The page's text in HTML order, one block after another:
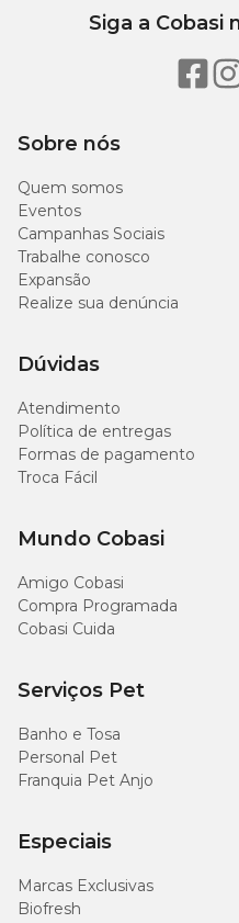
Proteína Bruta (mín.)
Extrato Etéreo (mín.)
Matéria Mineral (máx.)
Cálcio (mín.)
Fósforo (mín.)
Quantidade Recomendada
3 – 5 kg
Por Que Escolher o Petisco
Sobre nós
Quem somos
Eventos
Campanhas Sociais
Trabalhe conosco
Expansão
Realize sua denúncia
Dúvidas
Atendimento
Política de entregas
Formas de pagamento
Troca Fácil
Mundo Cobasi
Amigo Cobasi
Compra Programada
Cobasi Cuida
Serviços Pet
Banho e Tosa
Personal Pet
Franquia Pet Anjo
Especiais
Marcas Exclusivas
Biofresh
Siga a Cobasi